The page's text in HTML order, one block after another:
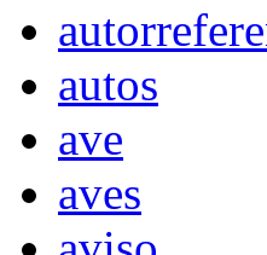
autos
ave
aves